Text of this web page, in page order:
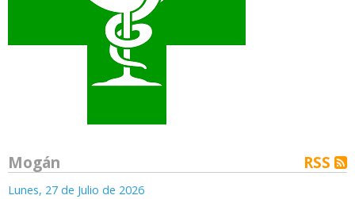
Mogán RSS
Lunes, 27 de Julio de 2026